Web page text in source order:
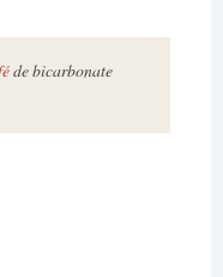
de bicarbonate